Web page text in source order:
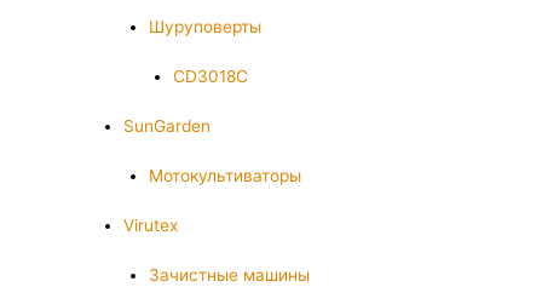
Шуруповерты
CD3018C
SunGarden
Мотокультиваторы
Virutex
Зачистные машины